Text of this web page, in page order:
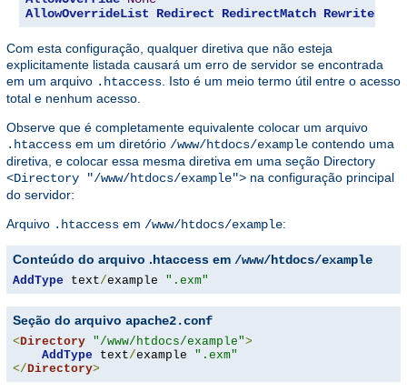
AllowOverrideList
Redirect RedirectMatch
Com esta configuração, qualquer diretiva que não esteja
explicitamente listada causará um erro de servidor se encontrada
em um arquivo .htaccess . Isto é um meio termo útil entre o acesso
total e nenhum acesso.
Observe que é completamente equivalente colocar um arquivo
.htaccess em um diretório /www/htdocs/example contendo uma
diretiva, e colocar essa mesma diretiva em uma seção Directory
<Directory "/www/htdocs/example"> na configuração principal
do servidor:
Arquivo .htaccess em /www/htdocs/example:
Conteúdo do arquivo .htaccess em /www/htdocs/example
AddType text/example ".exm"
Seção do arquivo apache2.conf
<Directory "/www/htdocs/example">
AddType text/example ".exm"
</Directory>